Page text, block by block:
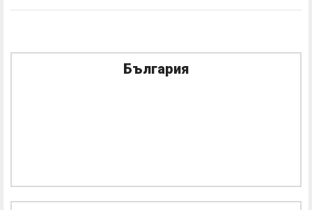
България